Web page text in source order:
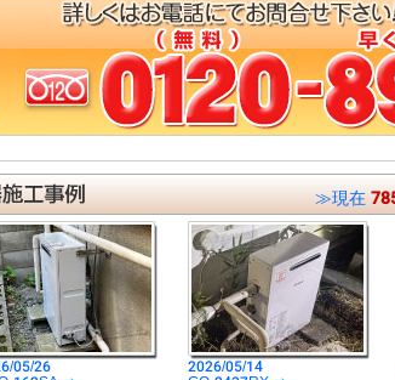
≫現在
05/26
2026/05/14